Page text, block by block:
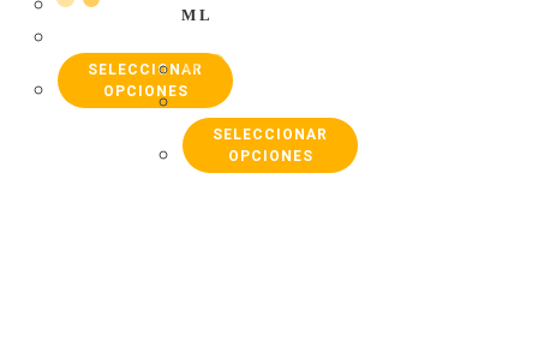
SELECCIONAR
OPCIONES
ML
SELECCIONAR
OPCIONES